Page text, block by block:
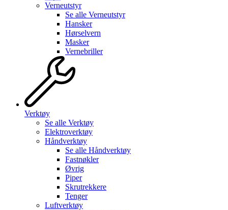
Verneutstyr
Se alle Verneutstyr
Hansker
Hørselvern
Masker
Vernebriller
Verktøy
Se alle Verktøy
Elektroverktøy
Håndverktøy
Se alle Håndverktøy
Fastnøkler
Øvrig
Piper
Skrutrekkere
Tenger
Luftverktøy